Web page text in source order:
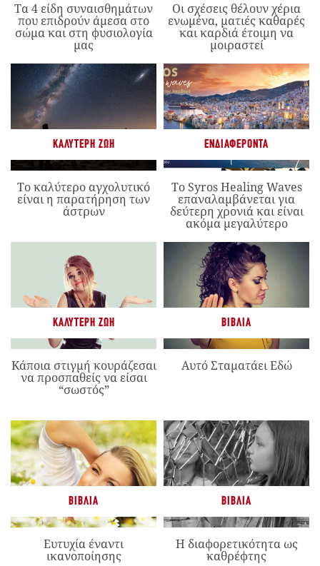
Τα 4 είδη συναισθημάτων
που επιδρούν άμεσα στο
σώμα και στη φυσιολογία
μας
Οι σχέσεις θέλουν χέρια
ενωμένα, ματιές καθαρές
και καρδιά έτοιμη να
μοιραστεί
ΚΑΛΎΤΕΡΗ ΖΩΉ
Το καλύτερο αγχολυτικό
είναι η παρατήρηση των
άστρων
ΕΝΔΙΑΦΈΡΟΝΤΑ
Το Syros Healing Waves
επαναλαμβάνεται για
δεύτερη χρονιά και είναι
ακόμα μεγαλύτερο
ΚΑΛΎΤΕΡΗ ΖΩΉ
Κάποια στιγμή κουράζεσαι
να προσπαθείς να είσαι
“σωστός”
ΒΙΒΛΊΑ
Αυτό Σταματάει Εδώ
ΒΙΒΛΊΑ
Ευτυχία έναντι
ικανοποίησης
ΒΙΒΛΊΑ
Η διαφορετικότητα ως
καθρέφτης